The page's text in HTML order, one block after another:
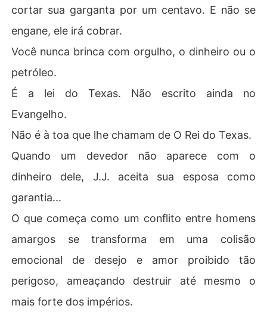
ões.
A morte está batendo na sua porta da frente, querendo
cobrar.
A mulher que ele deu seu coração só pode tornar a sua
garantia desta vez. Os pecados do passado podem sup
erar tudo...
cortar sua garganta por um centavo. E não se
engane, ele irá cobrar.
Você nunca brinca com orgulho, o dinheiro ou o
petróleo.
É a lei do Texas. Não escrito ainda no
Evangelho.
Não é à toa que lhe chamam de O Rei do Texas.
Quando um devedor não aparece com o
dinheiro dele, J.J. aceita sua esposa como
garantia...
O que começa como um conflito entre homens
amargos se transforma em uma colisão
emocional de desejo e amor proibido tão
perigoso, ameaçando destruir até mesmo o
mais forte dos impérios.